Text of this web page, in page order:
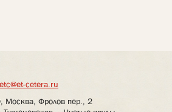
cetera.ru
Москва, Фролов пер., 2